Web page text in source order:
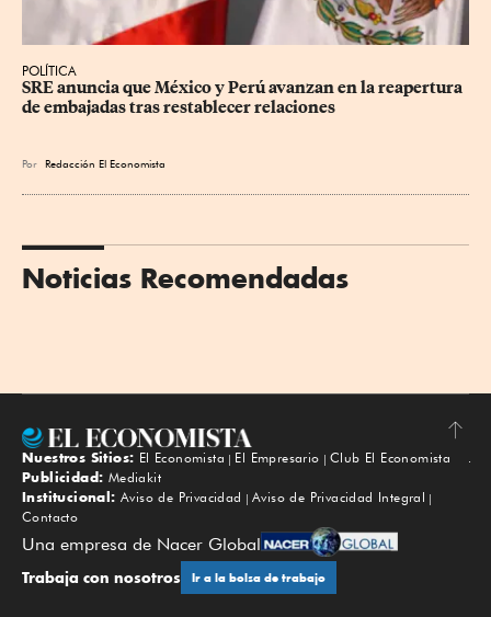
POLÍTICA
SRE anuncia que México y Perú avanzan en la reapertura
de embajadas tras restablecer relaciones
Por Redacción El Economista
Noticias Recomendadas
Subir
Nuestros Sitios: El Economista El Empresario
Club El Economista
Publicidad: Mediakit
Institucional: Aviso de Privacidad
Aviso de Privacidad Integral
Contacto
Una empresa de Nacer Global
Trabaja con nosotros Ir a la bolsa de trabajo